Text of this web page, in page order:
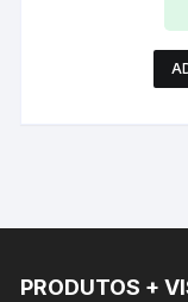
PRODUTOS +